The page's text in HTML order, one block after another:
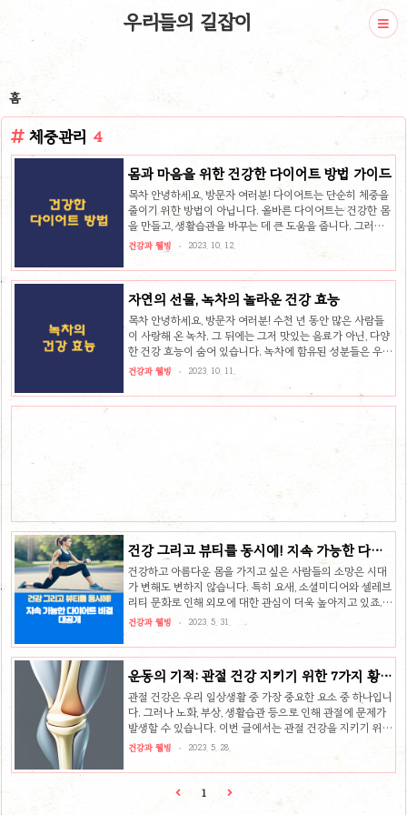
우리들의 길잡이
홈
체중관리 4
몸과 마음을 위한 건강한 다이어트 방법 가이드
목차 안녕하세요, 방문자 여러분! 다이어트는 단순히 체중을
줄이기 위한 방법이 아닙니다. 올바른 다이어트는 건강한 몸
을 만들고, 생활습관을 바꾸는 데 큰 도움을 줍니다. 그러나
잘못된 다이어트 방법은 건강을 해칠 수 있으니 주의가 필요
합니다. 이 포스트에서는 건강을 최우선으로 두고 체중 관리
를 할 수 있는 다이어트 방법들에 대해 소개하겠습니다. 1.
해 건강을 증진시키는 것을 목표로 하는 식사 요법을 말합니
다. 단순히 체중 감량에만 초점을 맞추는 것이 아니라, 영양
균형과 건강을 고려하여 장기적으로 지속할 수 있는 식단을
구성하는 것이 중요합니다. 2. 건강한 다이어트의 방법 건강
한 다이어트를 위해서는 다음과 같은 방법을 실천하는 것이
건강과 웰빙 2023. 10. 12.
자연의 선물, 녹차의 놀라운 건강 효능
목차 안녕하세요, 방문자 여러분! 수천 년 동안 많은 사람들
이 사랑해 온 녹차. 그 뒤에는 그저 맛있는 음료가 아닌, 다양
한 건강 효능이 숨어 있습니다. 녹차에 함유된 성분들은 우리
몸의 건강을 지키는 데 큰 도움을 주며, 현대 연구에서도 그
강 효능과 그 이유에 대해 함께 알아보겠습니다. 녹차의 항
건강과 웰빙 2023. 10. 11.
건강 그리고 뷰티를 동시에! 지속 가능한 다이
어트 비결 대공개
건강하고 아름다운 몸을 가지고 싶은 사람들의 소망은 시대
가 변해도 변하지 않습니다. 특히 요새, 소셜미디어와 셀레브
리티 문화로 인해 외모에 대한 관심이 더욱 높아지고 있죠.
그중에도 건강한 다이어트에 대한 희망을 가지고 있습니다.
결과물에 급급한 나머지 건강이 안 좋아기도 합니다. 하지만
는 지속 가능한 다이어트 비결에 관심을 가져야 합니다. 이
글에서는 여러분과 함께 건강과 뷰티를 동시에 얻을 수 있는
지속 가능한 다이어트 비결을 대중적이고 친근한 분위기로
이야기하고자 합니다. 좋은 다이어트 방법을 알기 전에, 반드
시 알아야 할 잘못된 다이어트 방법과 그 방법이 위험한 이유
건강과 웰빙 2023. 5. 31.
운동의 기적: 관절 건강 지키기 위한 7가지 황금
룰!
관절 건강은 우리 일상생활 중 가장 중요한 요소 중 하나입니
다. 그러나 노화, 부상, 생활습관 등으로 인해 관절에 문제가
발생할 수 있습니다. 이번 글에서는 관절 건강을 지키기 위한
7가지 황금 룰을 소개하며, 건강한 삶을 움켜잡는 데 도움이
세우기 관절 건강에는 규칙적인 운동이 가장 중요한 요소 중
하나입니다. 하지만 이를 위해서는 스스로 운동 계획을 세우
건강과 웰빙 2023. 5. 28.
1